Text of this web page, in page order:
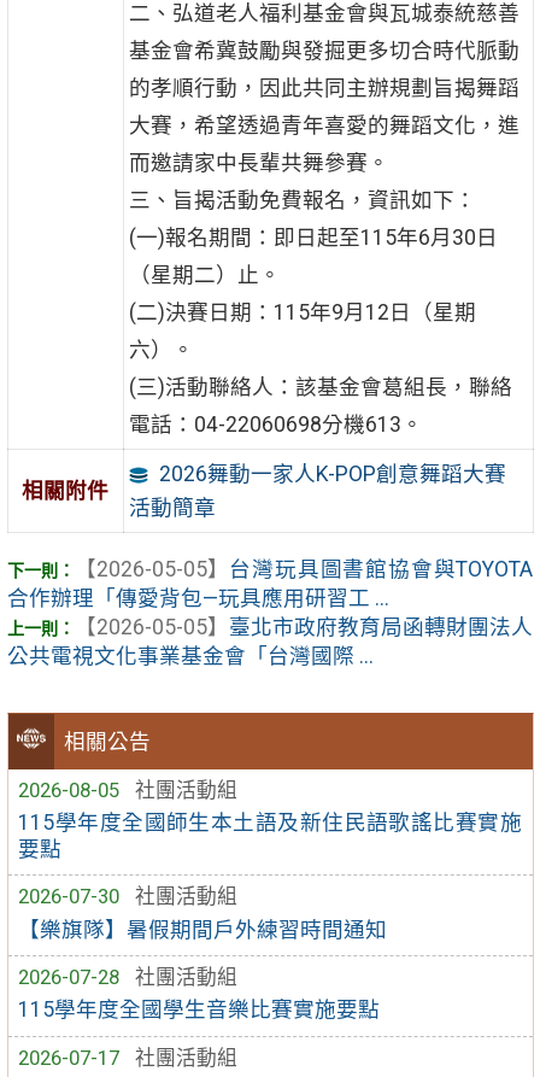
相關公告
2026-08-05
社團活動組
115學年度全國師生本土語及新住民語歌謠比賽實施
要點
2026-07-30
社團活動組
【樂旗隊】暑假期間戶外練習時間通知
2026-07-28
社團活動組
115學年度全國學生音樂比賽實施要點
2026-07-17
社團活動組
二、弘道老人福利基金會與瓦城泰統慈善
基金會希冀鼓勵與發掘更多切合時代脈動
的孝順行動，因此共同主辦規劃旨揭舞蹈
大賽，希望透過青年喜愛的舞蹈文化，進
而邀請家中長輩共舞參賽。
三、旨揭活動免費報名，資訊如下：
(一)報名期間：即日起至115年6月30日
（星期二）止。
(二)決賽日期：115年9月12日（星期
六）。
(三)活動聯絡人：該基金會葛組長，聯絡
電話：04-22060698分機613。
相關附件
2026舞動一家人K-POP創意舞蹈大賽
活動簡章
【2026-05-05】
台灣玩具圖書館協會與TOYOTA
合作辦理「傳愛背包—玩具應用研習工 ...
【2026-05-05】 臺北市政府教育局函轉財團法人
公共電視文化事業基金會「台灣國際 ...